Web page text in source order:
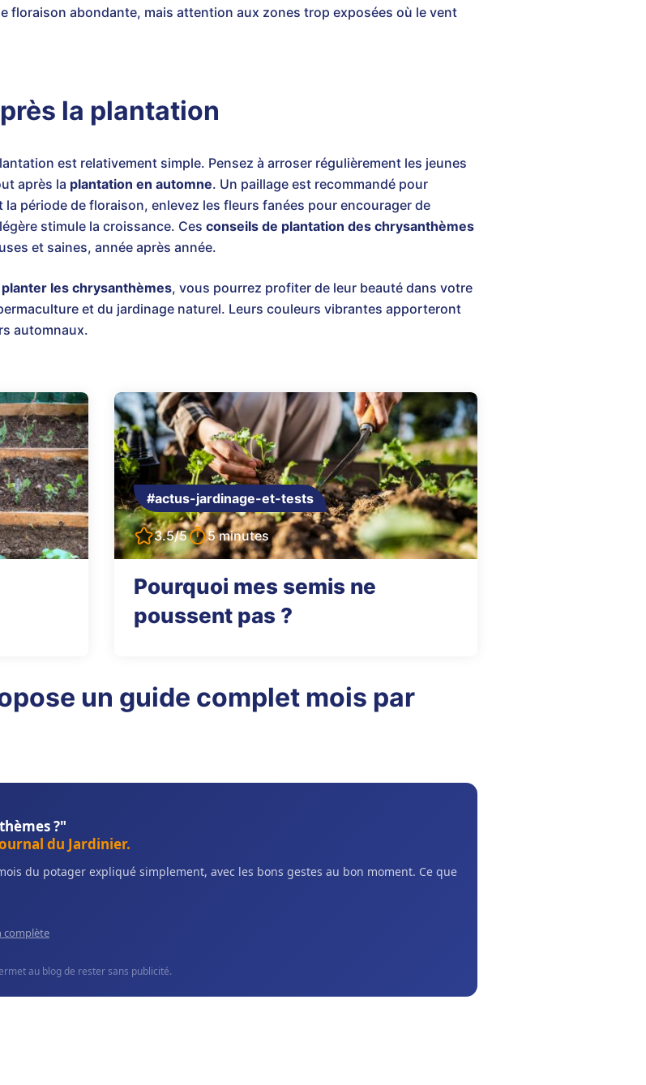
floraison abondante, mais attention aux zones trop exposées où le vent
la plantation
est relativement simple. Pensez à arroser régulièrement les jeunes
après la plantation en automne. Un paillage est recommandé pour
période de floraison, enlevez les fleurs fanées pour encourager de
stimule la croissance. Ces conseils de plantation des chrysanthèmes
et saines, année après année.
les chrysanthèmes, vous pourrez profiter de leur beauté dans votre
et du jardinage naturel. Leurs couleurs vibrantes apporteront
automnaux.
#actus-jardinage-et-tests
3.5/5 5 minutes
Pourquoi mes semis ne
poussent pas ?
un guide complet mois par
?"
du Jardinier.
du potager expliqué simplement, avec les bons gestes au bon moment. Ce que
complète
au blog de rester sans publicité.